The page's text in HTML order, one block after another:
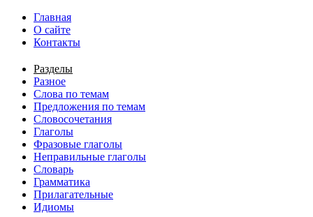
Перейти к основному содержанию
Главная
О сайте
Контакты
Разделы
Разное
Слова по темам
Предложения по темам
Словосочетания
Глаголы
Фразовые глаголы
Неправильные глаголы
Словарь
Грамматика
Прилагательные
Идиомы